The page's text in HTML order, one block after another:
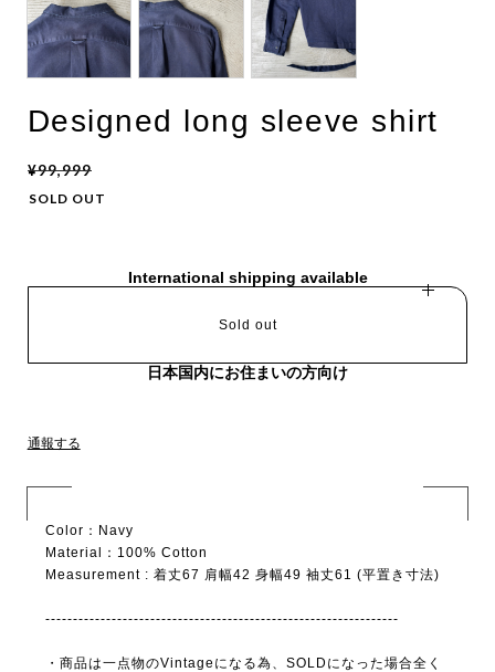
Designed long sleeve shirt
¥99,999
SOLD OUT
International shipping available
Sold out
日本国内にお住まいの方向け
通報する
Color：Navy
Material：100% Cotton
Measurement : 着丈67 肩幅42 身幅49 袖丈61 (平置き寸法)
----------------------------------------------------------------
・商品は一点物のVintageになる為、SOLDになった場合全く